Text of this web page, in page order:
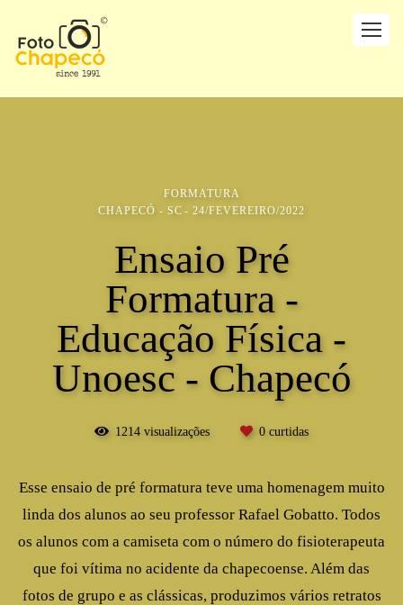
FORMATURA
CHAPECÓ - SC
24/FEVEREIRO/2022
Ensaio Pré
Formatura -
Educação Física -
Unoesc - Chapecó
1214 visualizações 0 curtidas
Esse ensaio de pré formatura teve uma homenagem muito
linda dos alunos ao seu professor Rafael Gobatto. Todos
os alunos com a camiseta com o número do fisioterapeuta
que foi vítima no acidente da chapecoense. Além das
fotos de grupo e as clássicas, produzimos vários retratos